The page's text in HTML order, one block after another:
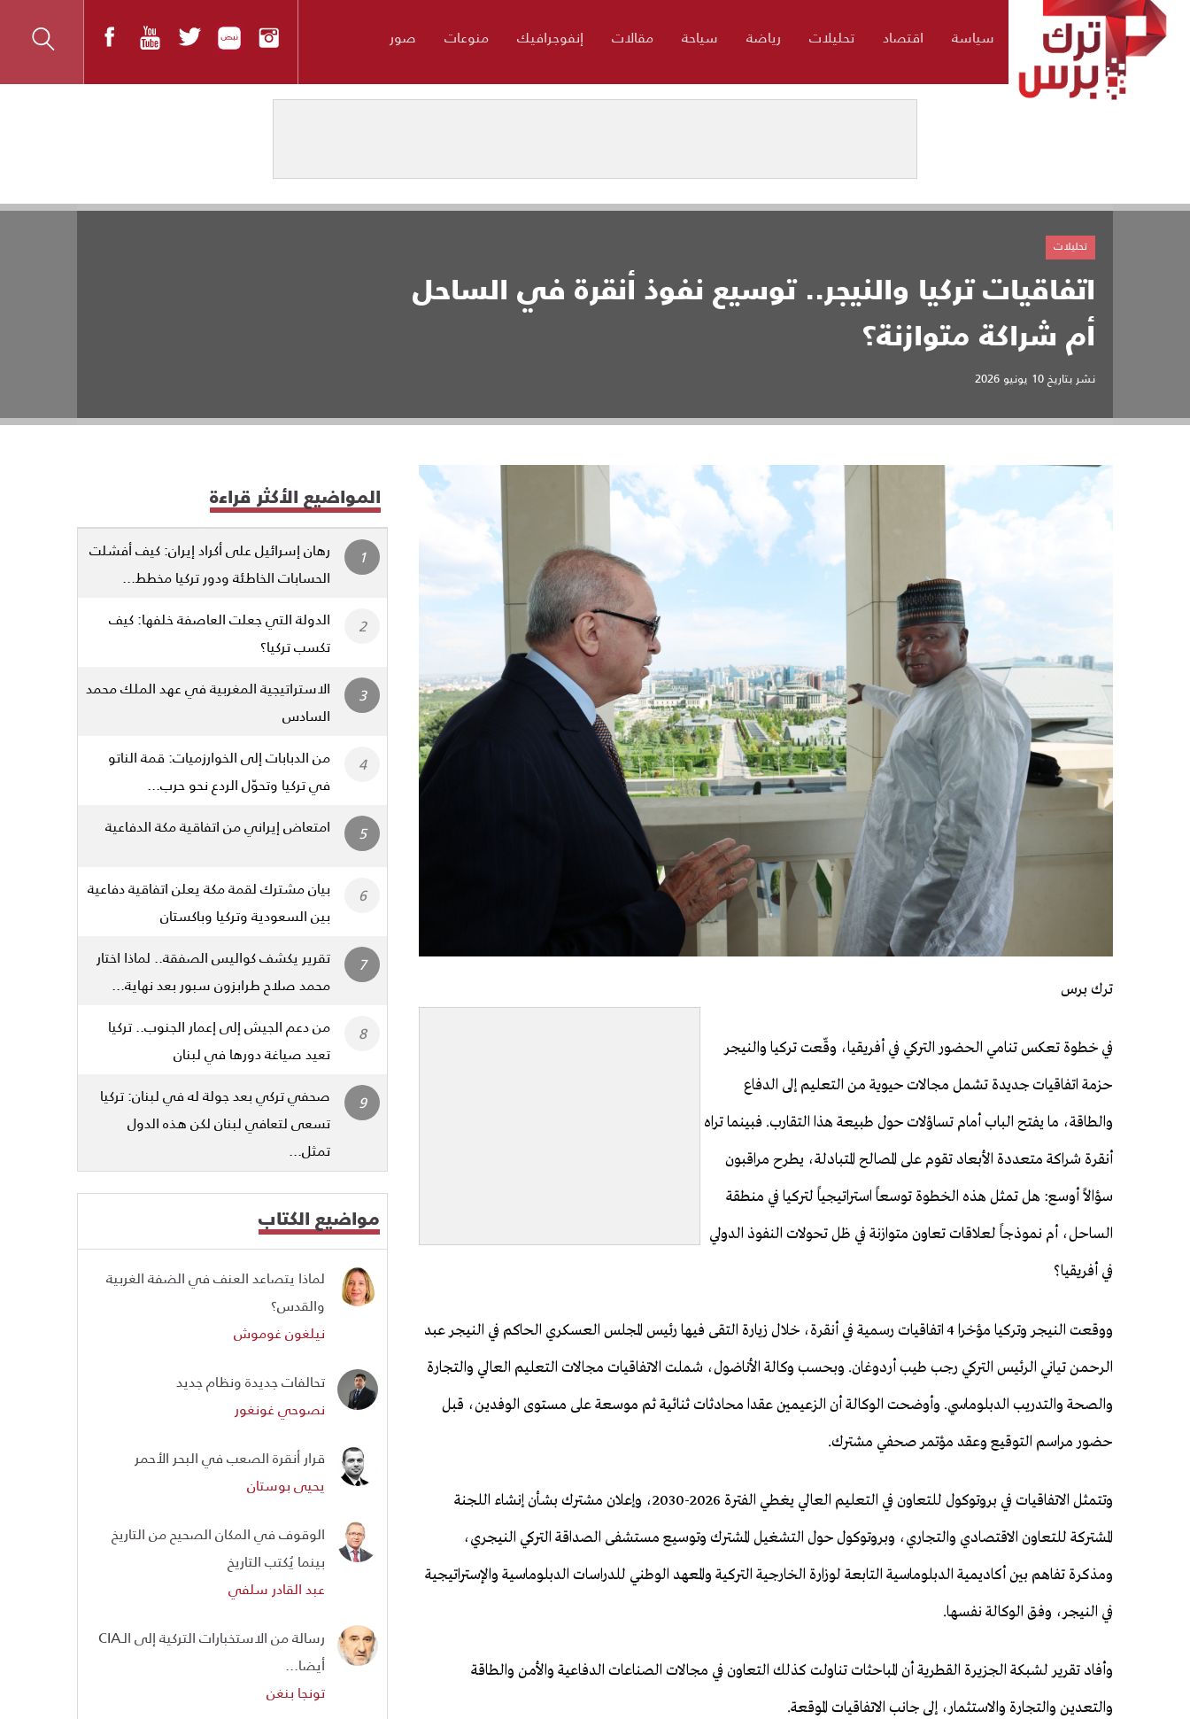
سياسة اقتصاد تحليلات رياضة سياحة مقالات إنفوجرافيك منوعات صور
اتفاقيات تركيا والنيجر.. توسيع نفوذ أنقرة في الساحل
أم شراكة متوازنة؟
نشر بتاريخ10 يونيو 2026
تحليلات
ترك برس
في خطوة تعكس تنامي الحضور التركي في أفريقيا، وقّعت تركيا والنيجر
حزمة اتفاقيات جديدة تشمل مجالات حيوية من التعليم إلى الدفاع
والطاقة، ما يفتح الباب أمام تساؤلات حول طبيعة هذا التقارب. فبينما تراه
أنقرة شراكة متعددة الأبعاد تقوم على المصالح المتبادلة، يطرح مراقبون
سؤالاً أوسع: هل تمثل هذه الخطوة توسعاً استراتيجياً لتركيا في منطقة
الساحل، أم نموذجاً لعلاقات تعاون متوازنة في ظل تحولات النفوذ الدولي
في أفريقيا؟
ووقعت النيجر وتركيا مؤخرا 4 اتفاقيات رسمية في أنقرة، خلال زيارة التقى فيها رئيس المجلس العسكري الحاكم في النيجر عبد
الرحمن تياني الرئيس التركي رجب طيب أردوغان. وبحسب وكالة الأناضول، شملت الاتفاقيات مجالات التعليم العالي والتجارة
والصحة والتدريب الدبلوماسي. وأوضحت الوكالة أن الزعيمين عقدا محادثات ثنائية ثم موسعة على مستوى الوفدين، قبل
حضور مراسم التوقيع وعقد مؤتمر صحفي مشترك.
وتتمثل الاتفاقيات في بروتوكول للتعاون في التعليم العالي يغطي الفترة 2026-2030، وإعلان مشترك بشأن إنشاء اللجنة
المشتركة للتعاون الاقتصادي والتجاري، وبروتوكول حول التشغيل المشترك وتوسيع مستشفى الصداقة التركي النيجري،
ومذكرة تفاهم بين أكاديمية الدبلوماسية التابعة لوزارة الخارجية التركية والمعهد الوطني للدراسات الدبلوماسية والإستراتيجية
في النيجر، وفق الوكالة نفسها.
وأفاد تقرير لشبكة الجزيرة القطرية أن المباحثات تناولت كذلك التعاون في مجالات الصناعات الدفاعية والأمن والطاقة
والتعدين والتجارة والاستثمار، إلى جانب الاتفاقيات الموقعة.
المواضيع الأكثر قراءة
رهان إسرائيل على أكراد إيران: كيف أفشلت
الحسابات الخاطئة ودور تركيا مخطط...
الدولة التي جعلت العاصفة خلفها: كيف
تكسب تركيا؟
الاستراتيجية المغربية في عهد الملك محمد
السادس
من الدبابات إلى الخوارزميات: قمة الناتو
في تركيا وتحوّل الردع نحو حرب...
امتعاض إيراني من اتفاقية مكة الدفاعية
بيان مشترك لقمة مكة يعلن اتفاقية دفاعية
بين السعودية وتركيا وباكستان
تقرير يكشف كواليس الصفقة.. لماذا اختار
محمد صلاح طرابزون سبور بعد نهاية...
من دعم الجيش إلى إعمار الجنوب.. تركيا
تعيد صياغة دورها في لبنان
صحفي تركي بعد جولة له في لبنان: تركيا
تسعى لتعافي لبنان لكن هذه الدول
تمثل...
مواضيع الكتاب
لماذا يتصاعد العنف في الضفة الغربية
والقدس؟
نيلغون غوموش
تحالفات جديدة ونظام جديد
نصوحي غونغور
قرار أنقرة الصعب في البحر الأحمر
يحيى بوستان
الوقوف في المكان الصحيح من التاريخ
بينما يُكتب التاريخ
عبد القادر سلفي
رسالة من الاستخبارات التركية إلى الـCIA
أيضا...
تونجا بنغن